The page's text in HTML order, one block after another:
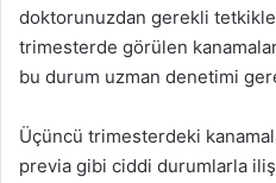
doktorunuzdan gerekli
trimesterde görülen
bu durum uzman denetimi
Üçüncü trimesterdeki
previa gibi ciddi durumlarla